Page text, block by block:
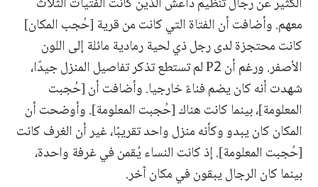
معهم. وأضافت أن الفتاة التي كانت من قرية [حُجب المكان]
كانت محتجزة لدى رجل ذي لحية رمادية مائلة إلى اللون
الأصفر. ورغم أن P2 لم تستطع تذكر تفاصيل المنزل جيدًا،
شهدت أنه كان يضم فناءً خارجيا. وأضافت أن [حُجبت
المعلومة]، بينما كانت هناك [حُجبت المعلومة]. وأوضحت أن
المكان كان يبدو وكأنه منزل واحد تقريبًا، غير أن الغرف كانت
[حُجبت المعلومة]. إذ كانت النساء يُقمن في غرفة واحدة،
بينما كان الرجال يبقون في مكان آخر.